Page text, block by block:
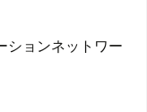
ョンネットワー